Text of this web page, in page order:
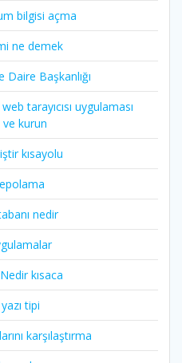
bilgisi açma
ne demek
Başkanlığı
tarayıcısı uygulaması
kurun
kısayolu
nedir
kısaca
tipi
karşılaştırma